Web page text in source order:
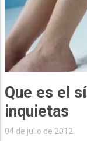
Que es el
inquietas
04 de julio de 2012